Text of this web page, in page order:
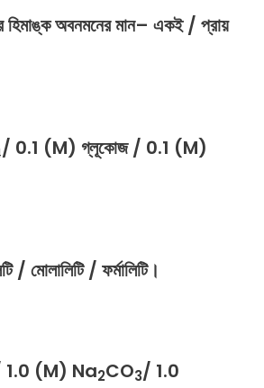
হিমাঙ্কঅবনমনেরমান– একই/ প্রায়
/ 0.1 (M) গ্লূকোজ/ 0.1 (M)
/ মোলালিটি/ ফর্মালিটি।
(M) Na2CO3/ 1.0